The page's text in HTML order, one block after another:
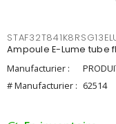
Ampoule E-Lume tube
Manufacturier :
# Manufacturier : 62514